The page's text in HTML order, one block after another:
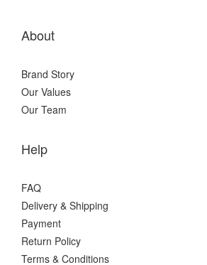
About
Brand Story
Our Values
Our Team
Help
FAQ
Delivery & Shipping
Payment
Return Policy
Terms & Conditions